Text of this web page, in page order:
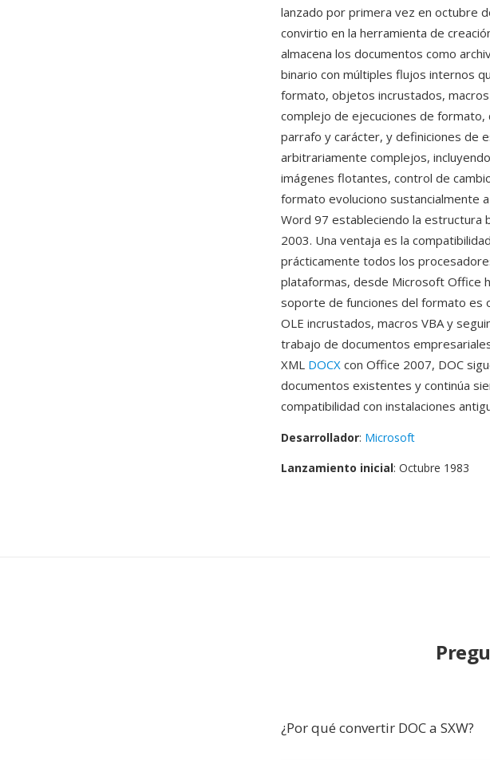
lanzado por primera vez en octubre
convirtio en la herramienta de
almacena los documentos como
binario con múltiples flujos internos
formato, objetos incrustados,
complejo de ejecuciones de
parrafo y carácter, y definiciones de
arbitrariamente complejos,
imágenes flotantes, control de
formato evoluciono sustancialmente
Word 97 estableciendo la estructura
2003. Una ventaja es la
prácticamente todos los
plataformas, desde Microsoft Office
soporte de funciones del formato es
OLE incrustados, macros VBA y
trabajo de documentos
XML DOCX con Office 2007, DOC
documentos existentes y continúa
compatibilidad con instalaciones
Desarrollador: Microsoft
Lanzamiento inicial: Octubre 1983
¿Por qué convertir DOC a SXW?